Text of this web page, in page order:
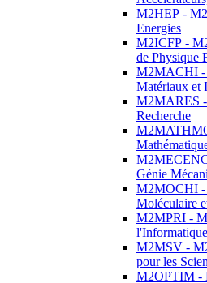
M2HEP -
Energies
M2ICFP -
de Physique
M2MACHI -
Matériaux et
M2MARES
Recherche
Génie
M2MOCHI -
Moléculaire
M2MPRI -
l'Informatique
M2MSV -
pour les
M2OPTIM -